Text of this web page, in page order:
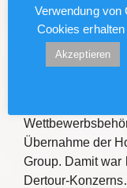
Weiterlesen
Vtours: IT-
Übernahme der
Group. Damit war
Dertour-
Verwendung von
Cookies
Akzeptieren